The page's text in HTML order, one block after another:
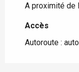
A proximité de
Accès
Accès
Autoroute :